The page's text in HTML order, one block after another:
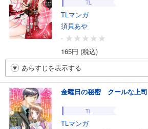
TL
TLマンガ
須貝あや
-
165円 (税込)
あらすじを表示する
金曜日の秘密 クールな上
TL
TLマンガ